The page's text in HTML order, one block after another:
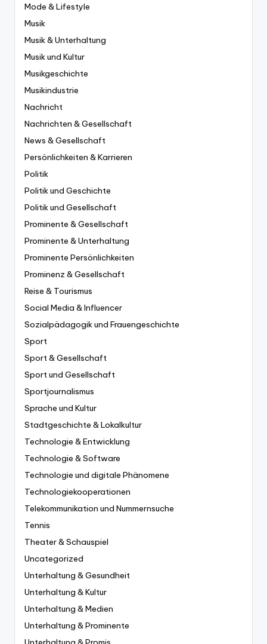
Mode & Lifestyle
Musik
Musik & Unterhaltung
Musik und Kultur
Musikgeschichte
Musikindustrie
Nachricht
Nachrichten & Gesellschaft
News & Gesellschaft
Persönlichkeiten & Karrieren
Politik
Politik und Geschichte
Politik und Gesellschaft
Prominente & Gesellschaft
Prominente & Unterhaltung
Prominente Persönlichkeiten
Prominenz & Gesellschaft
Reise & Tourismus
Social Media & Influencer
Sozialpädagogik und Frauengeschichte
Sport
Sport & Gesellschaft
Sport und Gesellschaft
Sportjournalismus
Sprache und Kultur
Stadtgeschichte & Lokalkultur
Technologie & Entwicklung
Technologie & Software
Technologie und digitale Phänomene
Technologiekooperationen
Telekommunikation und Nummernsuche
Tennis
Theater & Schauspiel
Uncategorized
Unterhaltung & Gesundheit
Unterhaltung & Kultur
Unterhaltung & Medien
Unterhaltung & Prominente